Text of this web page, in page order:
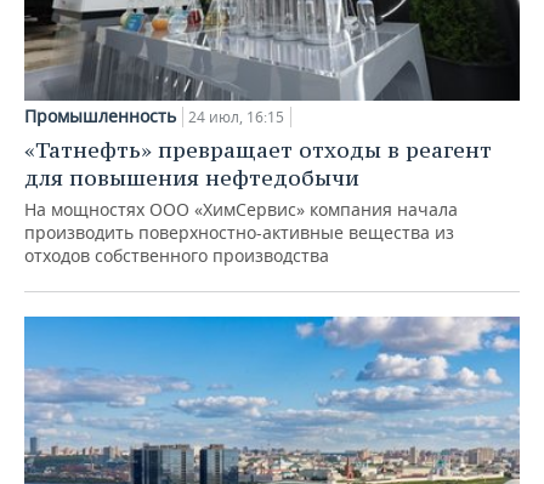
Промышленность 24 июл, 16:15
«Татнефть» превращает отходы в реагент
для повышения нефтедобычи
На мощностях ООО «ХимСервис» компания начала
производить поверхностно-активные вещества из
отходов собственного производства